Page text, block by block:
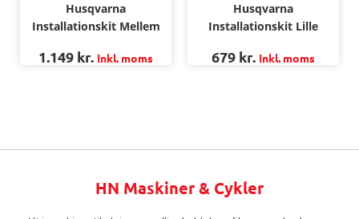
Husqvarna
Installationskit Mellem
1.149 kr. Inkl. moms
Husqvarna
Installationskit Lille
679 kr. Inkl. moms
HN Maskiner & Cykler